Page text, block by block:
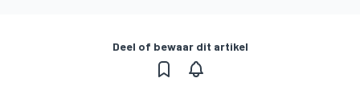
Deel of bewaar dit artikel